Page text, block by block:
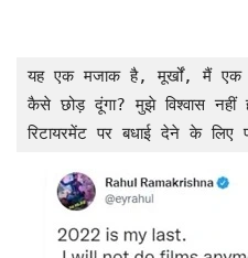
यह एक मजाक है, मूर्खों, मैं एक
कैसे छोड़ दूंगा? मुझे विश्वास
रिटायरमेंट पर बधाई देने के